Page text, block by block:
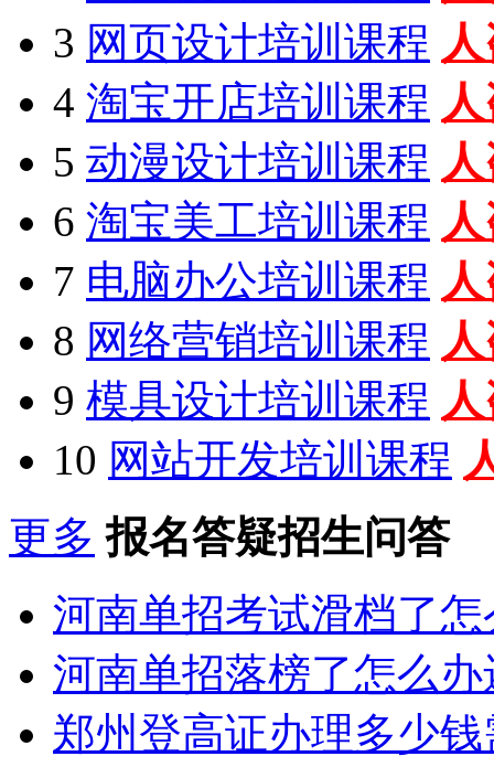
3 网页设计培训课程
4 淘宝开店培训课程
5 动漫设计培训课程
6 淘宝美工培训课程
7 电脑办公培训课程
8 网络营销培训课程
9 模具设计培训课程
10 网站开发培训课程
更多 报名答疑招生问答
河南单招考试滑档了
河南单招落榜了怎么
郑州登高证办理多少